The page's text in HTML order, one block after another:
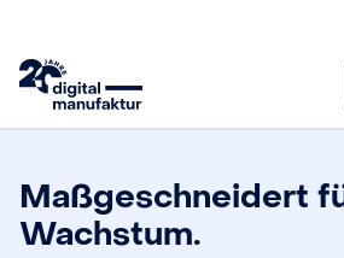
Maßgeschneidert
Wachstum.